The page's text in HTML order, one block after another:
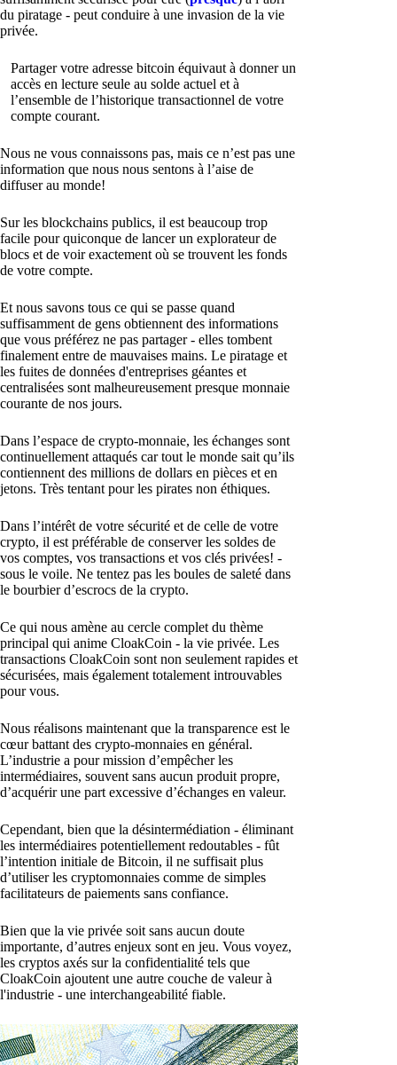
du piratage - peut conduire à une invasion de la vie
privée.
Partager votre adresse bitcoin équivaut à donner un
accès en lecture seule au solde actuel et à
l’ensemble de l’historique transactionnel de votre
compte courant.
Nous ne vous connaissons pas, mais ce n’est pas une
information que nous nous sentons à l’aise de
diffuser au monde!
Sur les blockchains publics, il est beaucoup trop
facile pour quiconque de lancer un explorateur de
blocs et de voir exactement où se trouvent les fonds
de votre compte.
Et nous savons tous ce qui se passe quand
suffisamment de gens obtiennent des informations
que vous préférez ne pas partager - elles tombent
finalement entre de mauvaises mains. Le piratage et
les fuites de données d'entreprises géantes et
centralisées sont malheureusement presque monnaie
courante de nos jours.
Dans l’espace de crypto-monnaie, les échanges sont
continuellement attaqués car tout le monde sait qu’ils
contiennent des millions de dollars en pièces et en
jetons. Très tentant pour les pirates non éthiques.
Dans l’intérêt de votre sécurité et de celle de votre
crypto, il est préférable de conserver les soldes de
vos comptes, vos transactions et vos clés privées! -
sous le voile. Ne tentez pas les boules de saleté dans
le bourbier d’escrocs de la crypto.
Ce qui nous amène au cercle complet du thème
principal qui anime CloakCoin - la vie privée. Les
transactions CloakCoin sont non seulement rapides et
sécurisées, mais également totalement introuvables
pour vous.
Nous réalisons maintenant que la transparence est le
cœur battant des crypto-monnaies en général.
L’industrie a pour mission d’empêcher les
intermédiaires, souvent sans aucun produit propre,
d’acquérir une part excessive d’échanges en valeur.
Cependant, bien que la désintermédiation - éliminant
les intermédiaires potentiellement redoutables - fût
l’intention initiale de Bitcoin, il ne suffisait plus
d’utiliser les cryptomonnaies comme de simples
facilitateurs de paiements sans confiance.
Bien que la vie privée soit sans aucun doute
importante, d’autres enjeux sont en jeu. Vous voyez,
les cryptos axés sur la confidentialité tels que
CloakCoin ajoutent une autre couche de valeur à
l'industrie - une interchangeabilité fiable.